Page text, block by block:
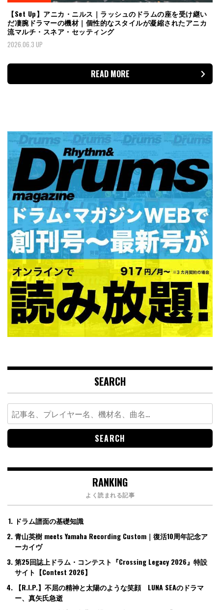
【Set Up】アニカ・ニルス｜ラッシュのドラムの座を受け継い
だ凄腕ドラマーの機材｜個性的なスタイルが凝縮されたアニカ
流マルチ・スネア・セッティング
2026.06.3 UP
READ MORE
SEARCH
Search
for:
RANKING
よく読まれる記事
ドラム譜面の基礎知識
青山英樹 meets Yamaha Recording Custom｜復活10周年記念ア
ーカイヴ
第25回誌上ドラム・コンテスト『Crossing Legacy 2026』特設
サイト【Contest 2026】
【R.I.P.】不屈の精神と太陽のような笑顔 LUNA SEAのドラマ
ー、真矢氏急逝